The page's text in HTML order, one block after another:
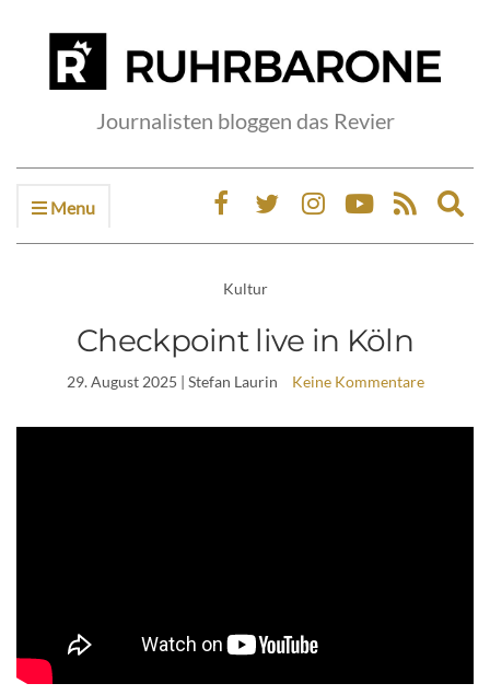
Journalisten bloggen das Revier
Menu
Kultur
Checkpoint live in Köln
29. August 2025 | Stefan Laurin Keine Kommentare